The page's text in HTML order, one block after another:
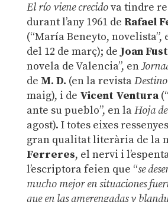
El río viene crecidova tindre
durant l’any 1961 de Rafael
(“María Beneyto, novelista”,
del 12 de març); de Joan
novela de Valencia”, en
de M. D. (en la revistaDestino
maig), i de Vicent Ventura
ante su pueblo”, en laHoja
agost). I totes eixes
gran qualitat literària de la
Ferreres, el nervi i
l’escriptora feien que “se
mucho mejor en situaciones
que en las amerengadas y